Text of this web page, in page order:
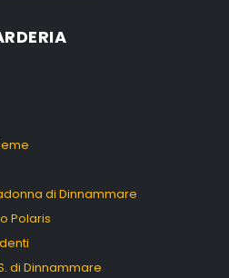
di Dinnammare
Polaris
di Dinnammare